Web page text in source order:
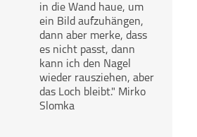
in die Wand haue, um
ein Bild aufzuhängen,
dann aber merke, dass
es nicht passt, dann
kann ich den Nagel
wieder rausziehen, aber
das Loch bleibt." Mirko
Slomka